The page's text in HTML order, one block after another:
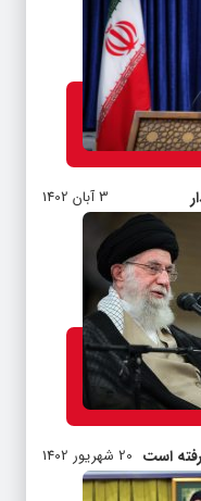
3 آبان 1402
است 20 شهریور 1402